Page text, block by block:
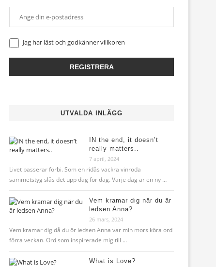
Jag har läst och godkännervillkoren
UTVALDA INLÄGG
IN the end, it doesn’t
really matters..
7 april, 2024
Livet passerar förbi. Som en ridås vackra vinröda
sammetstyg slås det upp dag för dag. Varje dag är en ny …
Vem kramar dig när du är
ledsen Anna?
26 mars, 2024
Vem kramar dig då du ör ledsen Anna var min mors köra ord
förra veckan. Ord som inspirerade mig till …
What is Love?